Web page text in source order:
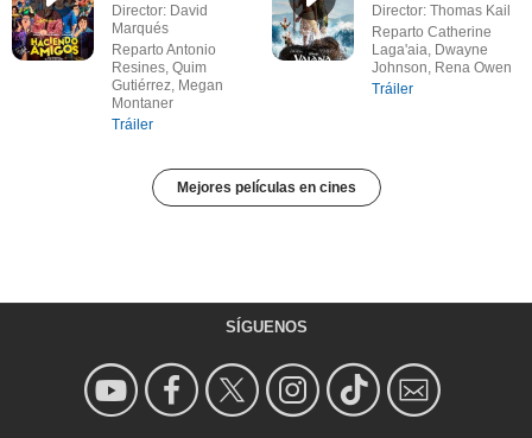
Director: David
Marqués
Reparto Antonio
Resines, Quim
Gutiérrez, Megan
Montaner
Tráiler
Director: Thomas Kail
Reparto Catherine
Laga'aia, Dwayne
Johnson, Rena Owen
Tráiler
Mejores películas en cines
SÍGUENOS